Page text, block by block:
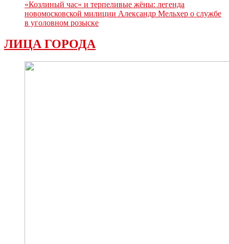
«Козлиный час» и терпеливые жёны: легенда
новомосковской милиции Александр Мельхер о службе
в уголовном розыске
ЛИЦА ГОРОДА